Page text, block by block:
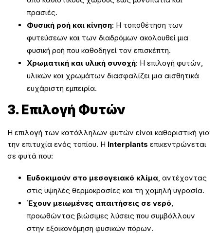
πρασιές.
Φυσική ροή και κίνηση: Η τοποθέτηση των
φυτεύσεων και των διαδρόμων ακολουθεί μια
φυσική ροή που καθοδηγεί τον επισκέπτη.
Χρωματική και υλική συνοχή: Η επιλογή φυτών,
υλικών και χρωμάτων διασφαλίζει μια αισθητικά
ευχάριστη εμπειρία.
3. Επιλογή Φυτών
Η επιλογή των κατάλληλων φυτών είναι καθοριστική για
την επιτυχία ενός τοπίου. Η Interplants επικεντρώνεται
σε φυτά που:
Ευδοκιμούν στο μεσογειακό κλίμα , αντέχοντας
στις υψηλές θερμοκρασίες και τη χαμηλή υγρασία.
Έχουν μειωμένες απαιτήσεις σε νερό
προωθώντας βιώσιμες λύσεις που συμβάλλουν
στην εξοικονόμηση φυσικών πόρων.